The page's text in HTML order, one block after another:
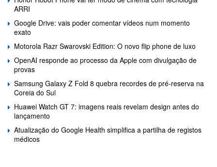
ARRI
Google Drive: vais poder comentar vídeos num momento
exato
Motorola Razr Swarovski Edition: O novo flip phone de luxo
OpenAI responde ao processo da Apple com divulgação de
provas
Samsung Galaxy Z Fold 8 quebra recordes de pré-reserva na
Coreia do Sul
Huawei Watch GT 7: imagens reais revelam design antes do
lançamento
Atualização do Google Health simplifica a partilha de registos
médicos